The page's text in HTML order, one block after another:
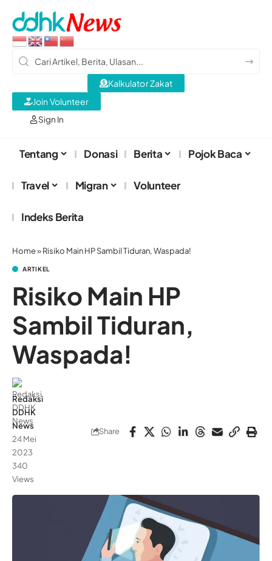
Sign In
Kalkulator Zakat
Join Volunteer
Tentang Donasi Berita Pojok Baca
Travel Migran Volunteer
Indeks Berita
Home»Risiko Main HP Sambil Tiduran, Waspada!
ARTIKEL
Risiko Main HP
Sambil Tiduran,
Waspada!
Redaksi
DDHK
News
24 Mei
2023
340
Views
Share